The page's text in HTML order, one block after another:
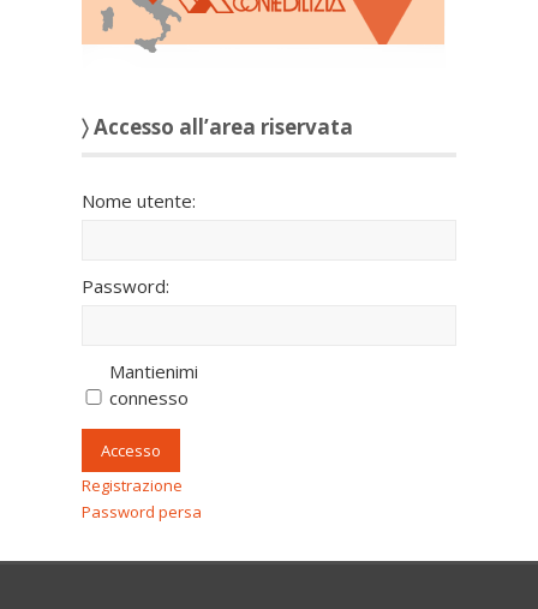
〉 Accesso all’area riservata
Nome utente:
Password:
Mantienimi
connesso
Accesso
Registrazione
Password persa